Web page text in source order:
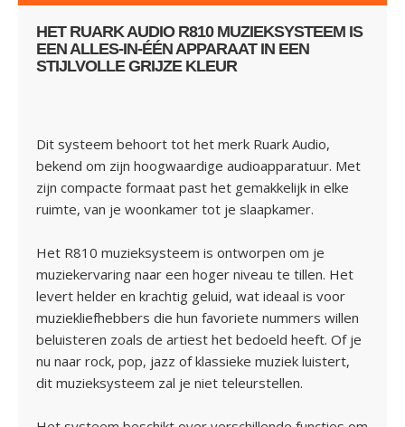
HET RUARK AUDIO R810 MUZIEKSYSTEEM IS
EEN ALLES-IN-ÉÉN APPARAAT IN EEN
STIJLVOLLE GRIJZE KLEUR
Dit systeem behoort tot het merk Ruark Audio,
bekend om zijn hoogwaardige audioapparatuur. Met
zijn compacte formaat past het gemakkelijk in elke
ruimte, van je woonkamer tot je slaapkamer.
Het R810 muzieksysteem is ontworpen om je
muziekervaring naar een hoger niveau te tillen. Het
levert helder en krachtig geluid, wat ideaal is voor
muziekliefhebbers die hun favoriete nummers willen
beluisteren zoals de artiest het bedoeld heeft. Of je
nu naar rock, pop, jazz of klassieke muziek luistert,
dit muzieksysteem zal je niet teleurstellen.